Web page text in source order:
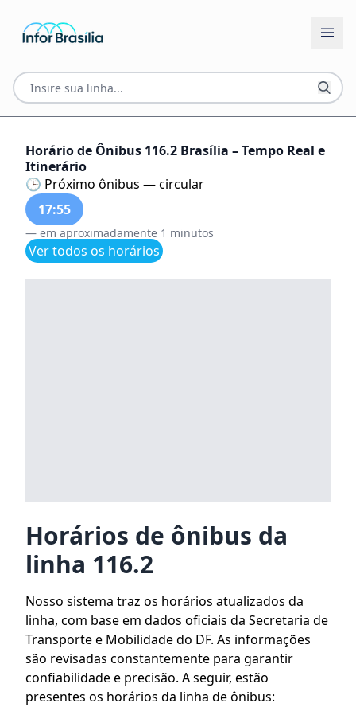
Horário de Ônibus 116.2 Brasília – Tempo Real e
Itinerário
🕒 Próximo ônibus — circular
17:55
— em aproximadamente 1 minutos
Ver todos os horários
Horários de ônibus da
linha 116.2
Nosso sistema traz os horários atualizados da
linha, com base em dados oficiais da Secretaria de
Transporte e Mobilidade do DF. As informações
são revisadas constantemente para garantir
confiabilidade e precisão. A seguir, estão
presentes os horários da linha de ônibus: